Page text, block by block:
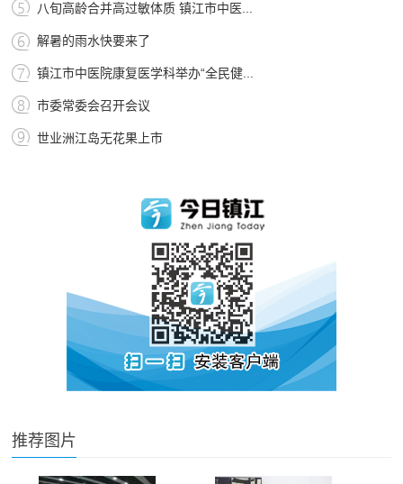
八旬高龄合并高过敏体质 镇江市中医...
解暑的雨水快要来了
镇江市中医院康复医学科举办“全民健...
市委常委会召开会议
世业洲江岛无花果上市
推荐图片